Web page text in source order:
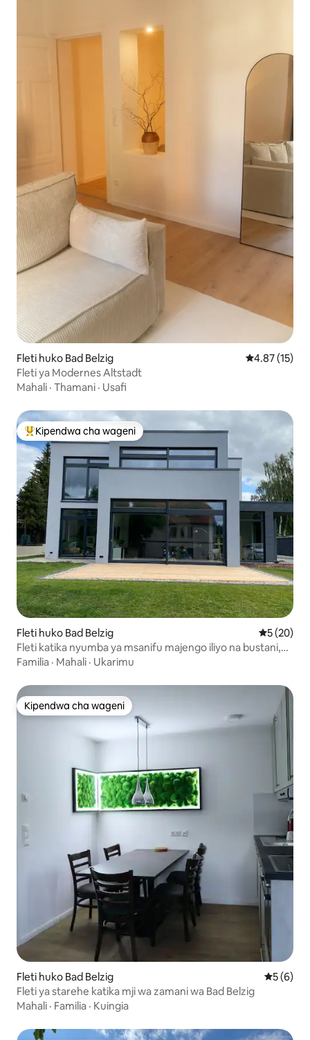
Fleti huko Bad Belzig Ukadiriaji wa
4.87 (15)
Fleti ya Modernes Altstadt
Mahali · Thamani · Usafi
Kipendwa maarufu cha wageni
Kipendwa cha wageni
Fleti huko Bad Belzig Ukadiriaji
5 (20)
Fleti katika nyumba ya msanifu majengo iliyo na bustani,
bwawa
Familia · Mahali · Ukarimu
Kipendwa cha wageni
Kipendwa cha wageni
Fleti huko Bad Belzig
5 (6)
Fleti ya starehe katika mji wa zamani wa Bad Belzig
Mahali · Familia · Kuingia